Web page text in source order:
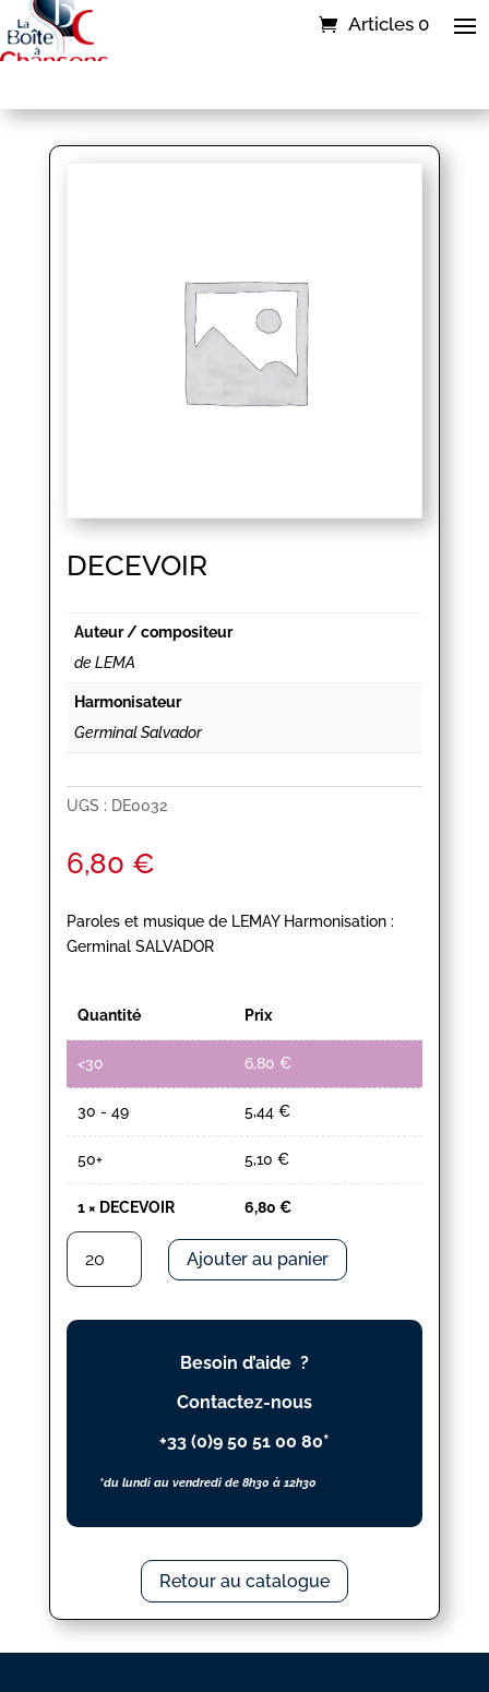
Articles 0
DECEVOIR
Auteur / compositeur
de LEMA
Harmonisateur
Germinal Salvador
UGS : DE0032
6,80 €
Paroles et musique de LEMAY Harmonisation :
Germinal SALVADOR
Quantité Prix
<30 6,80 €
30 - 49 5,44 €
50+ 5,10 €
1× DECEVOIR 6,80 €
quantité
DECEVOIR
Ajouter au panier
Besoin d’aide ?
Contactez-nous
+33 (0)9 50 51 00 80*
*du lundi au vendredi de 8h30 à 12h30
Retour au catalogue